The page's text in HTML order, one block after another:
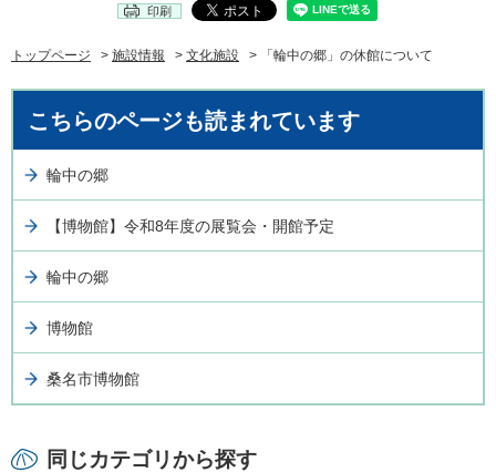
印刷
トップページ > 施設情報 > 文化施設 > 「輪中の郷」の休館について
こちらのページも読まれています
輪中の郷
【博物館】令和8年度の展覧会・開館予定
輪中の郷
博物館
桑名市博物館
同じカテゴリから探す